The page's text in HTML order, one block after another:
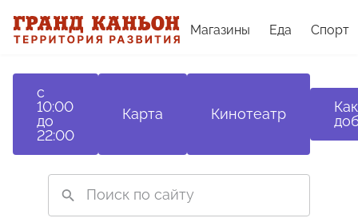
Магазины Еда Спорт
с
10:00
до
22:00
Карта Кинотеатр
Как